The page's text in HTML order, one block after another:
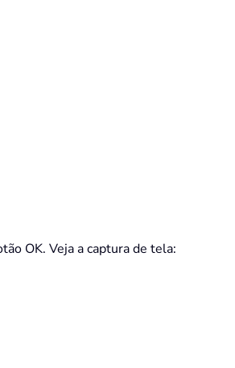
OK. Veja a captura de tela: